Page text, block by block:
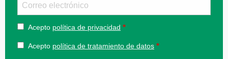
Acepto política de privacidad
Acepto política de tratamiento de datos